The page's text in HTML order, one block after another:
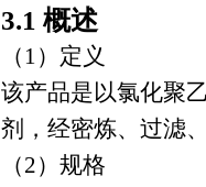
3.1 概述
（1）定义
该产品是以氯化聚
剂，经密炼、过滤
（2）规格